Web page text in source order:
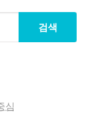
검색
심